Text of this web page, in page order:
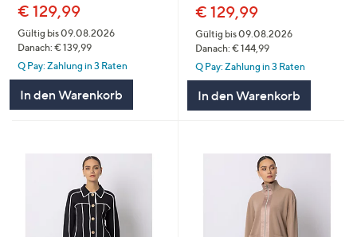
€ 129,99
Gültig bis 09.08.2026
Danach: € 139,99
Q Pay: Zahlung in 3 Raten
In den Warenkorb
€ 129,99
Gültig bis 09.08.2026
Danach: € 144,99
Q Pay: Zahlung in 3 Raten
In den Warenkorb